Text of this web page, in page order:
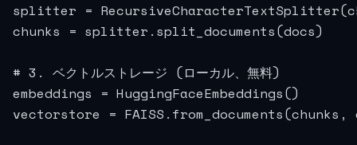
splitter =
chunks = splitter.split_documents(docs)
# 3. ベクトルストレージ (ローカル、無料)
embeddings = HuggingFaceEmbeddings()
vectorstore = FAISS.from_documents(chunks,